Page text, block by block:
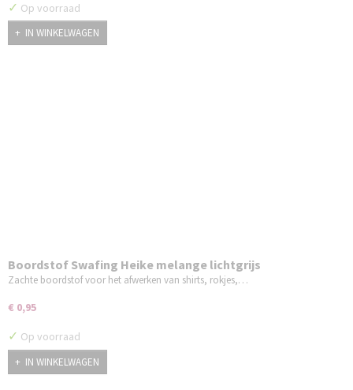
✓ Op voorraad
IN WINKELWAGEN
Boordstof Swafing Heike melange lichtgrijs
Zachte boordstof voor het afwerken van shirts, rokjes,…
€ 0,95
✓ Op voorraad
IN WINKELWAGEN